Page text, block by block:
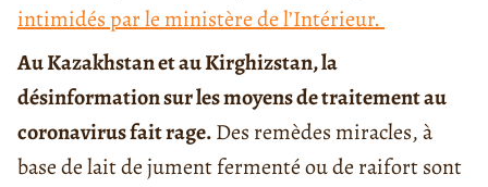
intimidés par le ministère de l’Intérieur.
Au Kazakhstan et au Kirghizstan, la
désinformation sur les moyens de traitement au
coronavirus fait rage.Des remèdes miracles, à
base de lait de jument fermenté ou de raifort sont